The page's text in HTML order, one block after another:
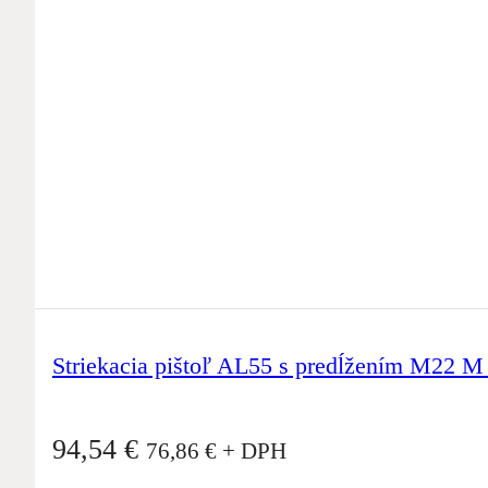
Striekacia pištoľ AL55 s predĺžením M22
94,54 € 76,86 € + DPH